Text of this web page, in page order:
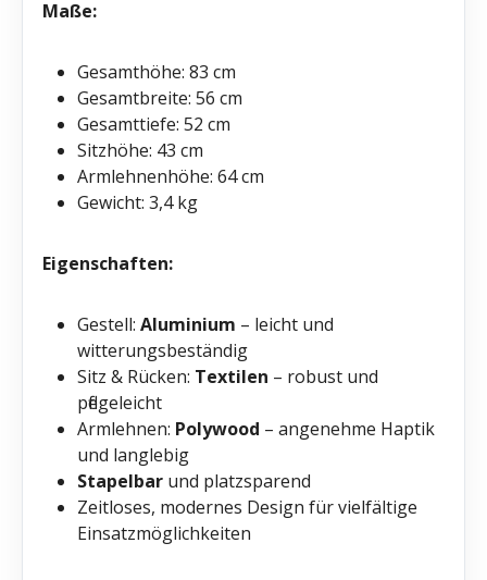
Maße:
Gesamthöhe: 83 cm
Gesamtbreite: 56 cm
Gesamttiefe: 52 cm
Sitzhöhe: 43 cm
Armlehnenhöhe: 64 cm
Gewicht: 3,4 kg
Eigenschaften:
Gestell: Aluminium – leicht und
witterungsbeständig
Sitz & Rücken: Textilen – robust und
pflegeleicht
Armlehnen: Polywood – angenehme Haptik
und langlebig
Stapelbar und platzsparend
Zeitloses, modernes Design für vielfältige
Einsatzmöglichkeiten